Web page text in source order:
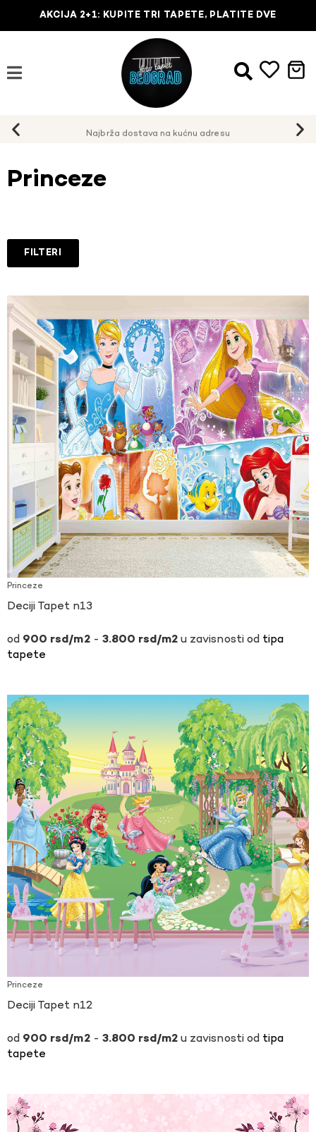
AKCIJA 2+1: KUPITE TRI TAPETE, PLATITE DVE
Najbrža dostava na kućnu adresu
Princeze
FILTERI
Princeze
Deciji Tapet n13
900 rsd - 3.800 rsd u zavisnosti od tipa
tapete
Princeze
Deciji Tapet n12
900 rsd - 3.800 rsd u zavisnosti od tipa
tapete